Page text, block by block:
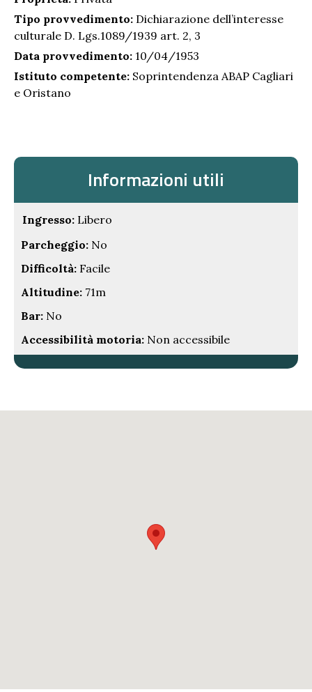
Tipo provvedimento: Dichiarazione dell’interesse
culturale D. Lgs.1089/1939 art. 2, 3
Data provvedimento: 10/04/1953
Istituto competente: Soprintendenza ABAP Cagliari
e Oristano
Informazioni utili
Ingresso: Libero
Parcheggio: No
Difficoltà: Facile
Altitudine: 71m
Bar: No
Accessibilità motoria: Non accessibile